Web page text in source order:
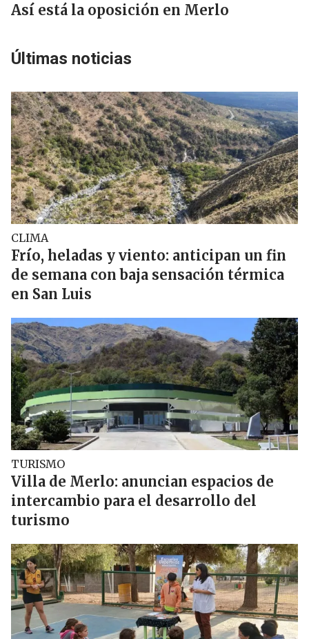
Así está la oposición en Merlo
Últimas noticias
CLIMA
Frío, heladas y viento: anticipan un fin
de semana con baja sensación térmica
en San Luis
TURISMO
Villa de Merlo: anuncian espacios de
intercambio para el desarrollo del
turismo